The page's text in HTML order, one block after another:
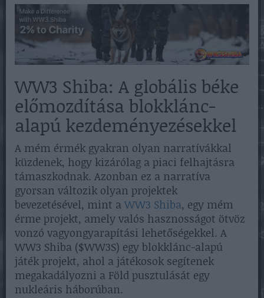
WW3 Shiba: A globális béke
előmozdítása blokklánc-
alapú kezdeményezésekkel
A mém érmék gyakran olyan narratívákkal
küzdenek, hogy kizárólag a piaci felhajtásra
támaszkodnak. Azonban ez a narratíva
gyorsan változik olyan projektek
bevezetésével, mint aWW3 Shiba, egy mém
érme projekt, amely valós hasznosságot ötvöz
vonzó vagyongyarapítási lehetőségekkel. A
WW3 Shiba ($WW3S) egy blokklánc-alapú
játék projekt, ahol a játékosok segítenek
megakadályozni a Föld pusztulását egy
nukleáris háborúban.